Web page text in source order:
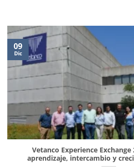
Vetanco Experience Exchange
aprendizaje, intercambio y
09
Dic